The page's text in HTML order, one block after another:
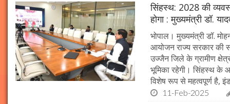
सिंहस्थ: 2028 की
होगा : मुख्यमंत्री डॉ.
भोपाल। मुख्यमंत्री डॉ.
आयोजन राज्य सरकार की
उज्जैन जिले के ग्रामीण
भूमिका रहेगी। सिंहस्थ के
विशेष रूप से महत्वपूर्ण है,
11-Feb-2025